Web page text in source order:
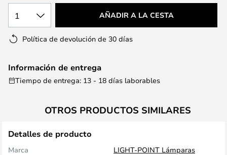
1 AÑADIR A LA CESTA
Política de devolución de 30 días
Información de entrega
Tiempo de entrega: 13 - 18 días laborables
OTROS PRODUCTOS SIMILARES
Detalles de producto
Marca
LIGHT-POINT Lámparas